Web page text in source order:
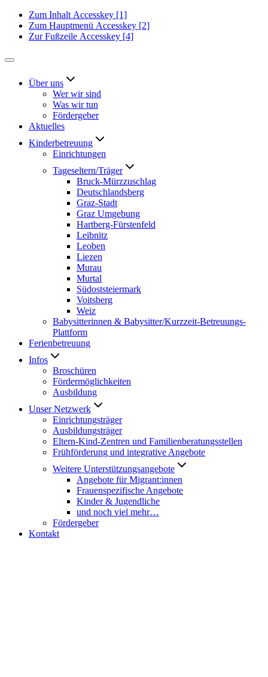
Zum Inhalt Accesskey [1]
Zum Hauptmenü Accesskey [2]
Zur Fußzeile Accesskey [4]
Über uns
Wer wir sind
Was wir tun
Fördergeber
Aktuelles
Kinderbetreuung
Einrichtungen
Tageseltern/Träger
Bruck-Mürzzuschlag
Deutschlandsberg
Graz-Stadt
Graz Umgebung
Hartberg-Fürstenfeld
Leibnitz
Leoben
Liezen
Murau
Murtal
Südoststeiermark
Voitsberg
Weiz
Babysitterinnen & Babysitter/Kurzzeit-Betreuungs-
Plattform
Ferienbetreuung
Infos
Broschüren
Fördermöglichkeiten
Ausbildung
Unser Netzwerk
Einrichtungsträger
Ausbildungsträger
Eltern-Kind-Zentren und Familienberatungsstellen
Frühförderung und integrative Angebote
Weitere Unterstützungsangebote
Angebote für Migrant:innen
Frauenspezifische Angebote
Kinder & Jugendliche
und noch viel mehr…
Fördergeber
Kontakt